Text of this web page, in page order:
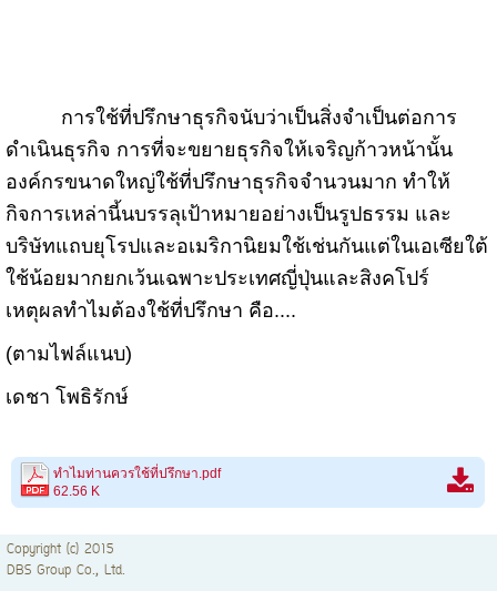
การใช้ที่ปรึกษาธุรกิจนับว่าเป็นสิ่งจำเป็นต่อการ
ดำเนินธุรกิจ การที่จะขยายธุรกิจให้เจริญก้าวหน้านั้น
องค์กรขนาดใหญ่ใช้ที่ปรึกษาธุรกิจจำนวนมาก ทำให้
กิจการเหล่านี้นบรรลุเป้าหมายอย่างเป็นรูปธรรม และ
บริษัทแถบยุโรปและอเมริกานิยมใช้เช่นกันแต่ในเอเซียใต้
ใช้น้อยมากยกเว้นเฉพาะประเทศญี่ปุ่นและสิงคโปร์
เหตุผลทำไมต้องใช้ที่ปรึกษา คือ....
(ตามไฟล์แนบ)
เดชา โพธิรักษ์
ทำไมท่านควรใช้ที่ปรึกษา.pdf
62.56 K
Copyright (c) 2015
DBS Group Co., Ltd.